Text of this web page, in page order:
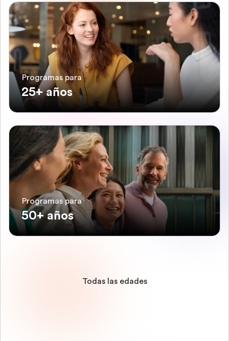
Programas para
25+ años
Programas para
50+ años
Todas las edades